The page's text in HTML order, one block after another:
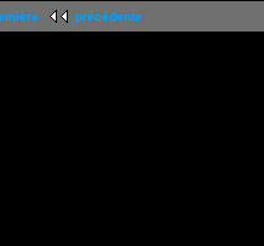
précédente